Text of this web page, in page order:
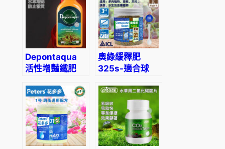
Round Flower
Depontaqua
活性增豔鐵肥
奧綠緩釋肥
325s-適合球
植物使用